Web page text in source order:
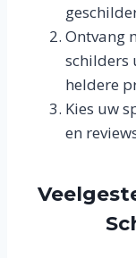
Ontvang
schilders
heldere
Kies uw
en